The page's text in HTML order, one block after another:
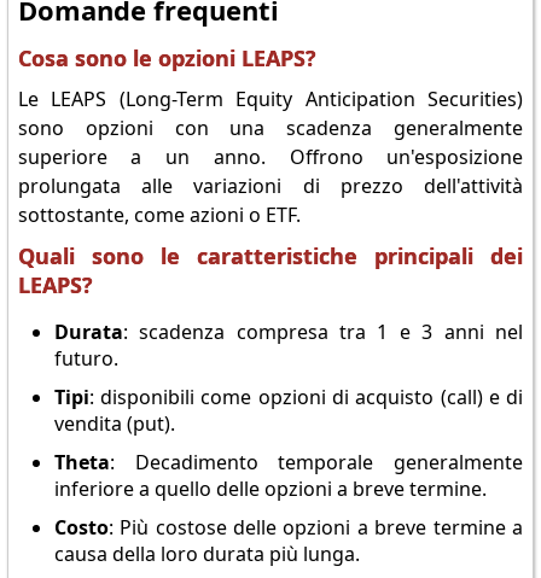
Domande frequenti
Cosa sono le opzioni LEAPS?
Le LEAPS (Long-Term Equity Anticipation Securities)
sono opzioni con una scadenza generalmente
superiore a un anno. Offrono un'esposizione
prolungata alle variazioni di prezzo dell'attività
sottostante, come azioni o ETF.
Quali sono le caratteristiche principali dei
LEAPS?
Durata: scadenza compresa tra 1 e 3 anni nel
futuro.
Tipi: disponibili come opzioni di acquisto (call) e di
vendita (put).
Theta: Decadimento temporale generalmente
inferiore a quello delle opzioni a breve termine.
Costo: Più costose delle opzioni a breve termine a
causa della loro durata più lunga.